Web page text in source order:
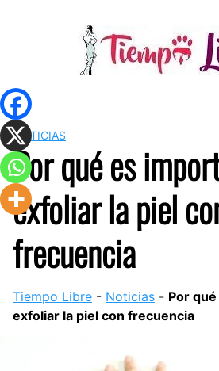
NOTICIAS
Por qué es
exfoliar la piel
frecuencia
Tiempo Libre - Noticias - Por
exfoliar la piel con frecuencia